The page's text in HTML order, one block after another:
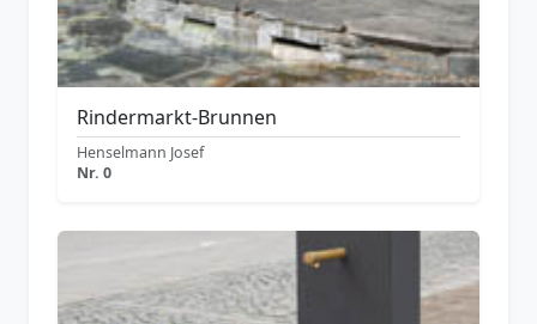
Rindermarkt-Brunnen
Henselmann Josef
Nr. 0